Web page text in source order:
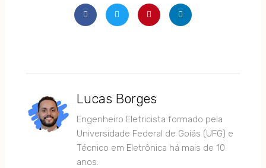
Lucas Borges
Engenheiro Eletricista formado pela
Universidade Federal de Goiás (UFG) e
Técnico em Eletrônica há mais de 10
anos.